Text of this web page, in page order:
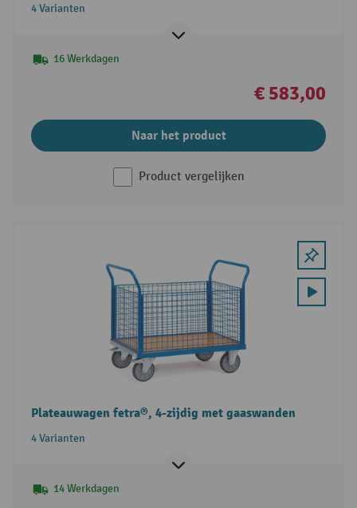
4 Varianten
16 Werkdagen
€ 583,00
Naar het product
Product vergelijken
Plateauwagen fetra®, 4-zijdig met gaaswanden
4 Varianten
14 Werkdagen